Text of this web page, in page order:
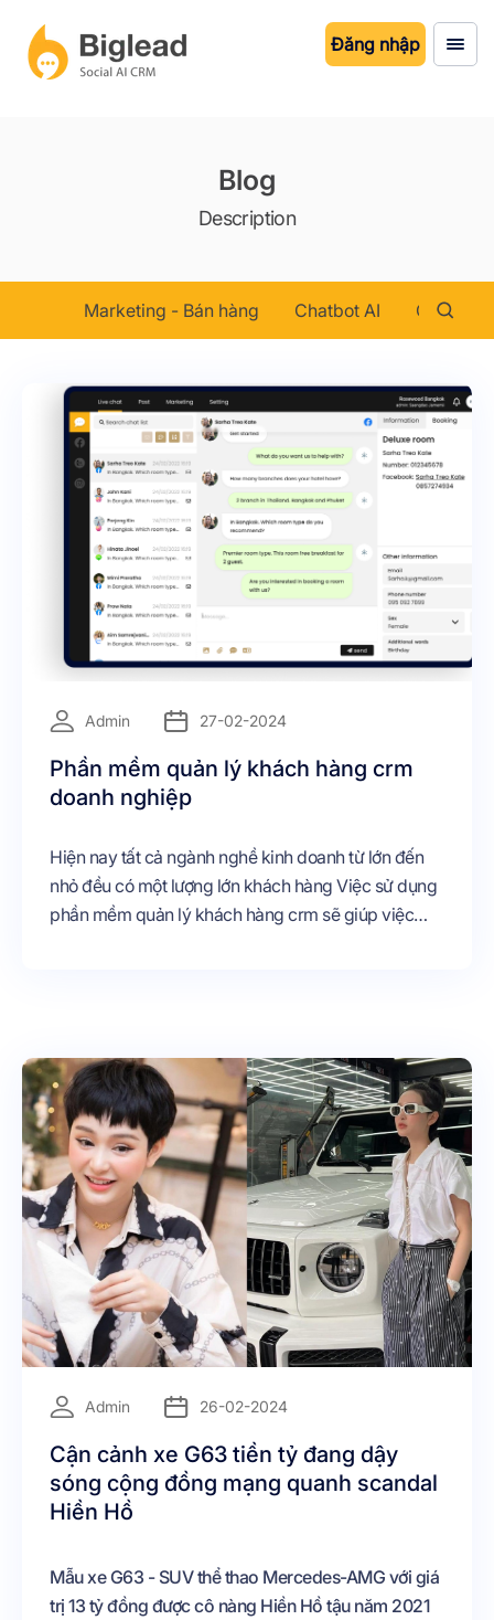
Đăng nhập
Blog
Description
Marketing - Bán hàng Chatbot AI Chăm
Admin 27-02-2024
Phần mềm quản lý khách hàng crm
doanh nghiệp
Hiện nay tất cả ngành nghề kinh doanh từ lớn đến
nhỏ đều có một lượng lớn khách hàng Việc sử dụng
phần mềm quản lý khách hàng crm sẽ giúp việc
Admin 26-02-2024
Cận cảnh xe G63 tiền tỷ đang dậy
sóng cộng đồng mạng quanh scandal
Hiền Hồ
Mẫu xe G63 - SUV thể thao Mercedes-AMG với giá
trị 13 tỷ đồng được cô nàng Hiền Hồ tậu năm 2021